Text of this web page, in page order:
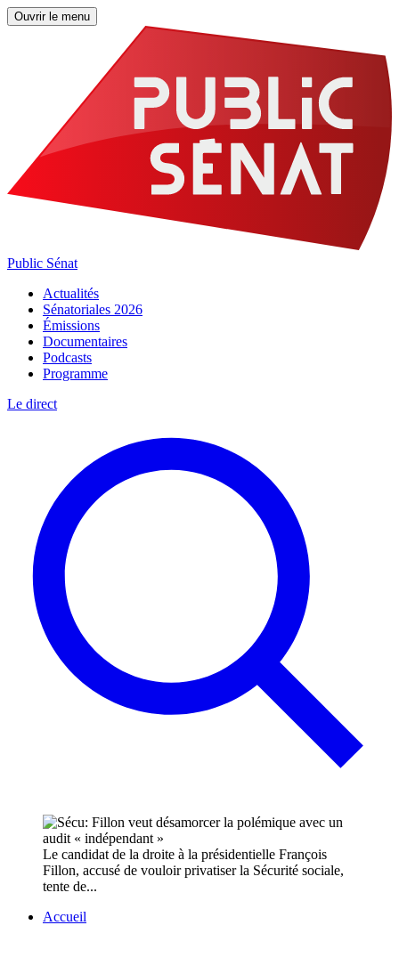
Ouvrir le menu
Public Sénat
Actualités
Sénatoriales 2026
Émissions
Documentaires
Podcasts
Programme
Le direct
Le candidat de la droite à la présidentielle François
Fillon, accusé de vouloir privatiser la Sécurité sociale,
tente de...
Accueil